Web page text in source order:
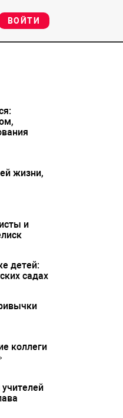
ВОЙТИ
жизни,
и
детей:
садах
коллеги